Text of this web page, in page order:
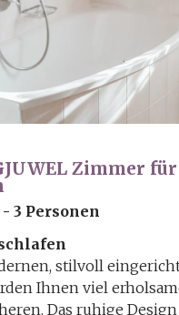
Zimmer für
3 Personen
stilvoll
Ihnen viel
Das ruhige